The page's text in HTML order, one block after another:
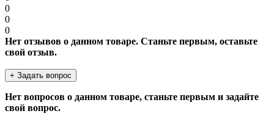
0
0
0
Нет отзывов о данном товаре. Станьте первым, оставьте
свой отзыв.
+ Задать вопрос
Нет вопросов о данном товаре, станьте первым и задайте
свой вопрос.